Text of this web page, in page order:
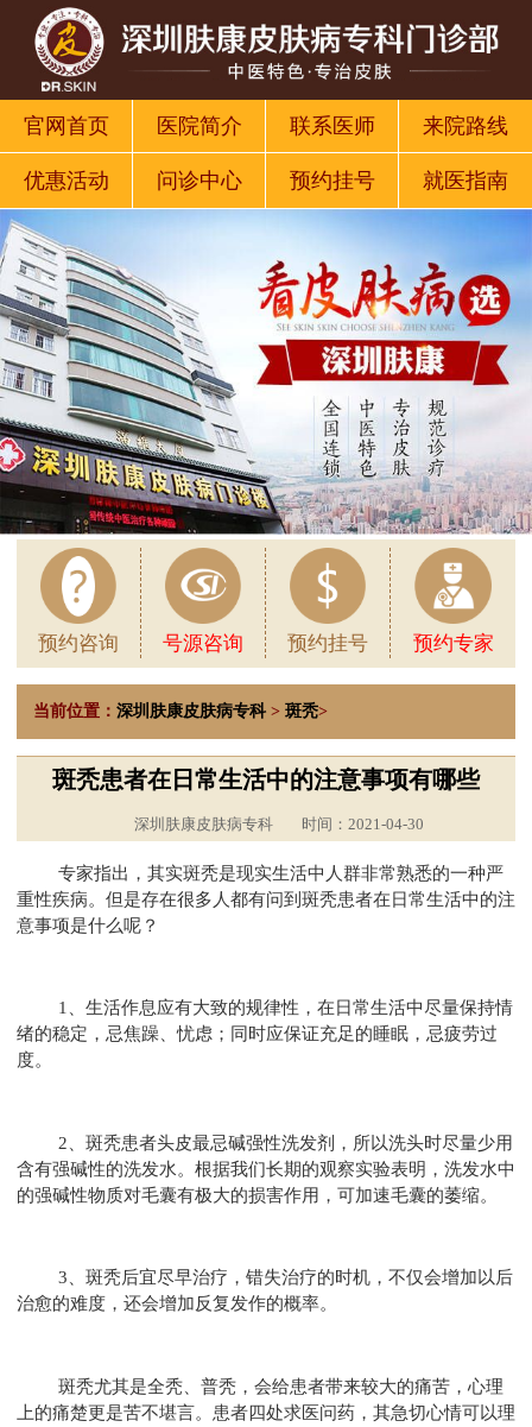
官网首页 医院简介 联系医师 来院路线
优惠活动 问诊中心 预约挂号 就医指南
预约咨询 号源咨询 预约挂号 预约专家
当前位置： 深圳肤康皮肤病专科 > 斑秃>
斑秃患者在日常生活中的注意事项有哪些
深圳肤康皮肤病专科 时间：2021-04-30
专家指出，其实斑秃是现实生活中人群非常熟悉的一种严
重性疾病。但是存在很多人都有问到斑秃患者在日常生活中的注
意事项是什么呢？
1、生活作息应有大致的规律性，在日常生活中尽量保持情
绪的稳定，忌焦躁、忧虑；同时应保证充足的睡眠，忌疲劳过
度。
2、斑秃患者头皮最忌碱强性洗发剂，所以洗头时尽量少用
含有强碱性的洗发水。根据我们长期的观察实验表明，洗发水中
的强碱性物质对毛囊有极大的损害作用，可加速毛囊的萎缩。
3、斑秃后宜尽早治疗，错失治疗的时机，不仅会增加以后
治愈的难度，还会增加反复发作的概率。
斑秃尤其是全秃、普秃，会给患者带来较大的痛苦，心理
上的痛楚更是苦不堪言。患者四处求医问药，其急切心情可以理